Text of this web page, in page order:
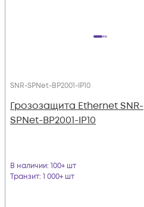
SNR-SPNet-BP2001-IP10
Грозозащита Ethernet SNR-
SPNet-BP2001-IP10
В наличии: 100+ шт
Транзит: 1 000+ шт